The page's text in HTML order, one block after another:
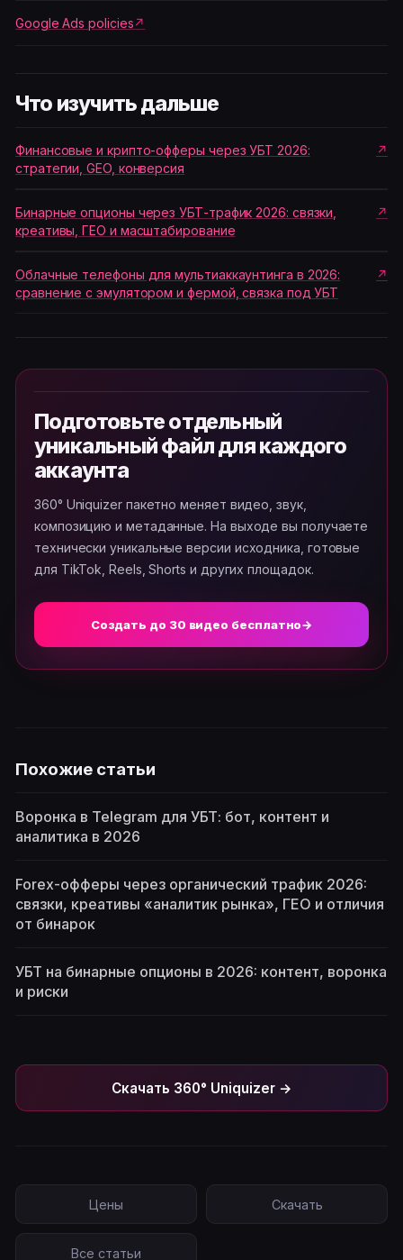
Google Ads policies
Что изучить дальше
Финансовые и крипто-офферы через УБТ 2026:
стратегии, GEO, конверсия
Бинарные опционы через УБТ-трафик 2026: связки,
креативы, ГЕО и масштабирование
Облачные телефоны для мультиаккаунтинга в 2026:
сравнение с эмулятором и фермой, связка под УБТ
Подготовьте отдельный
уникальный файл для каждого
аккаунта
360° Uniquizer пакетно меняет видео, звук,
композицию и метаданные. На выходе вы получаете
технически уникальные версии исходника, готовые
для TikTok, Reels, Shorts и других площадок.
Создать до 30 видео бесплатно→
Похожие статьи
Воронка в Telegram для УБТ: бот, контент и
аналитика в 2026
Forex-офферы через органический трафик 2026:
связки, креативы «аналитик рынка», ГЕО и отличия
от бинарок
УБТ на бинарные опционы в 2026: контент, воронка
и риски
Скачать 360° Uniquizer →
Цены Скачать
Все статьи